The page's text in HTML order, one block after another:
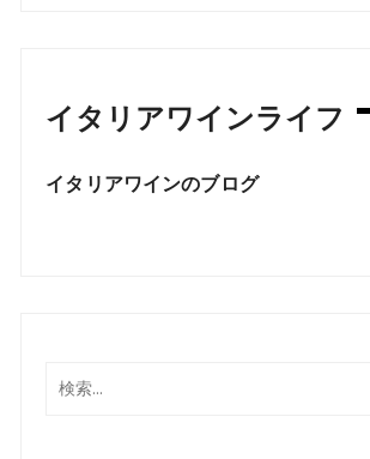
イタリアワインライフ
イタリアワインのブログ